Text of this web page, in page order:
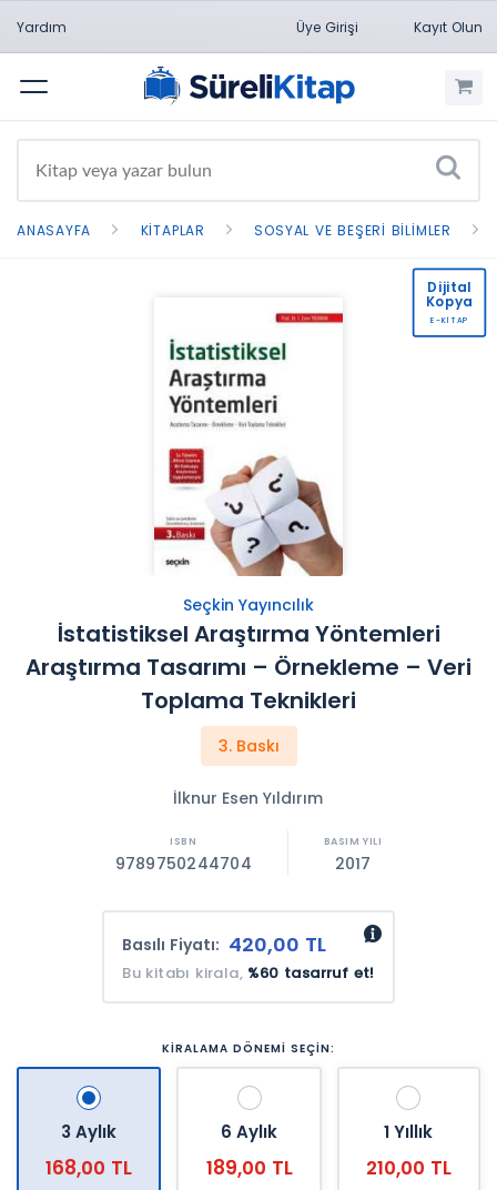
Yardım Üye Girişi Kayıt Olun
Menü
ANASAYFA KITAPLAR SOSYAL VE BEŞERI BILIMLER
Seçkin Yayıncılık
İstatistiksel Araştırma Yöntemleri
Araştırma Tasarımı – Örnekleme – Veri
Toplama Teknikleri
3. Baskı
İlknur Esen Yıldırım
9789750244704 2017
Basılı Fiyatı: 420,00 TL
Bu kitabı kirala, %60 tasarruf et!
KİRALAMA DÖNEMİ SEÇİN:
3 Aylık
168,00 TL
6 Aylık
189,00 TL
1 Yıllık
210,00 TL
Dijital
Kopya
E-KİTAP